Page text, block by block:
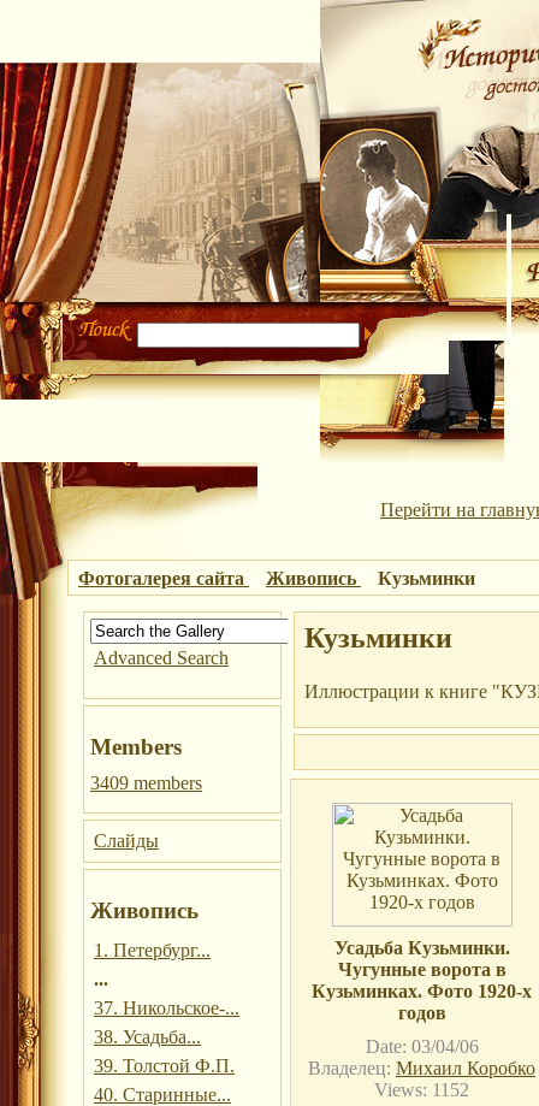
Перейти на
Фотогалерея сайта Живопись Кузьминки
Advanced Search
Members
3409 members
Слайды
Живопись
1. Петербург...
...
37. Никольское-...
38. Усадьба...
39. Толстой Ф.П.
40. Старинные...
Кузьминки
Иллюстрации к книге
Усадьба Кузьминки.
Чугунные ворота в
Кузьминках. Фото 1920-х
годов
Date: 03/04/06
Владелец: Михаил Коробко
Views: 1152